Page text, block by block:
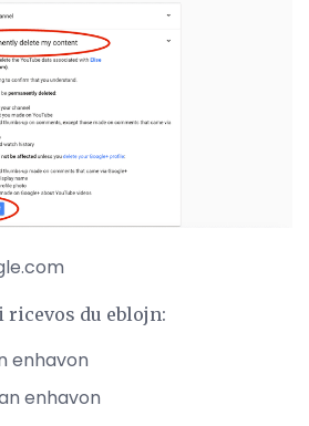
ricevos du eblojn:
enhavon
enhavon